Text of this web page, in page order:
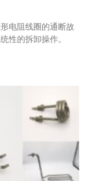
电阻线圈的通断故
性的拆卸操作。